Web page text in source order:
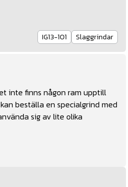
IG13-101 Slaggrindar
inte finns någon ram upptill
beställa en specialgrind med
sig av lite olika